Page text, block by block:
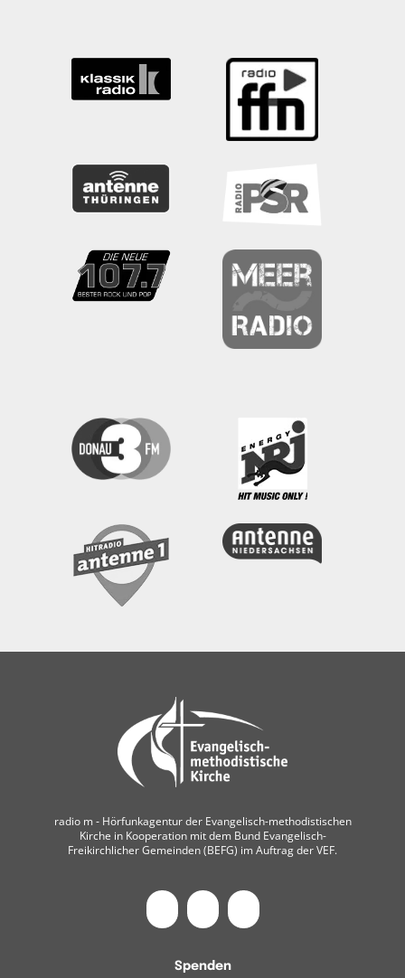
radio m ‐ Hörfunkagentur der Evangelisch-methodistischen
Kirche in Kooperation mit dem Bund Evangelisch-
Freikirchlicher Gemeinden (BEFG) im Auftrag der VEF.
Spenden